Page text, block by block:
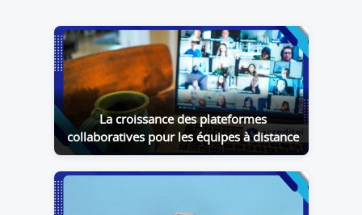
La croissance des plateformes
collaboratives pour les équipes à distance